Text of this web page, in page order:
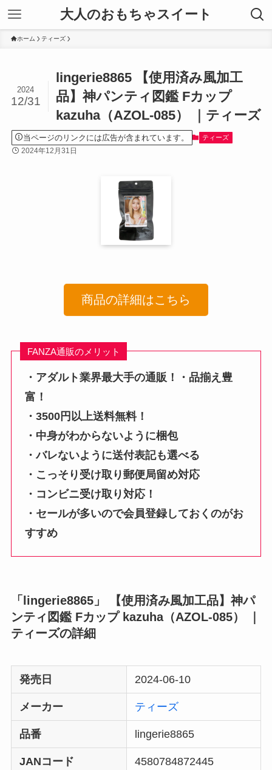
大人のおもちゃスイート
ホーム ティーズ
lingerie8865 【使用済み風加工
品】神パンティ図鑑 Fカップ
kazuha（AZOL-085） ｜ティーズ
2024
12/31
当ページのリンクには広告が含まれています。 ティーズ
2024年12月31日
商品の詳細はこちら
FANZA通販のメリット
・アダルト業界最大手の通販！・品揃え豊
富！
・3500円以上送料無料！
・中身がわからないように梱包
・バレないように送付表記も選べる
・こっそり受け取り郵便局留め対応
・コンビニ受け取り対応！
・セールが多いので会員登録しておくのがお
すすめ
「lingerie8865」 【使用済み風加工品】神パ
ンティ図鑑 Fカップ kazuha（AZOL-085） ｜
ティーズの詳細
発売日 2024-06-10
メーカー ティーズ
品番 lingerie8865
JANコード 4580784872445